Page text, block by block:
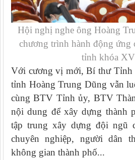
Hội nghị nghe ông Hoàng
chương trình hành động
tỉnh khóa
Với cương vị mới, Bí thư
tỉnh Hoàng Trung Dũng vẫn
cùng BTV Tỉnh ủy, BTV
nội dung để xây dựng thành
tập trung xây dựng đội ngũ
chuyên nghiệp, người dân
không gian thành phố...